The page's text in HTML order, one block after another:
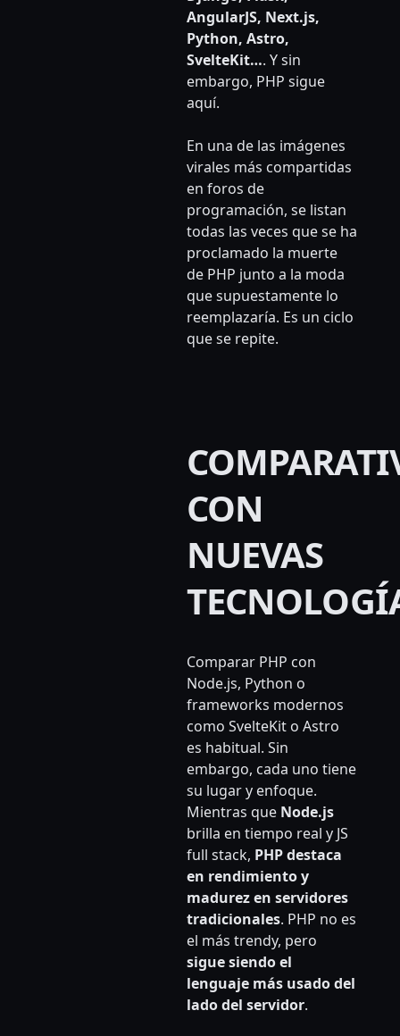
AngularJS, Next.js,
Python, Astro,
SvelteKit…. Y sin
embargo, PHP sigue
aquí.
En una de las imágenes
virales más compartidas
en foros de
programación, se listan
todas las veces que se ha
proclamado la muerte
de PHP junto a la moda
que supuestamente lo
reemplazaría. Es un ciclo
que se repite.
CON
NUEVAS
Comparar PHP con
Node.js, Python o
frameworks modernos
como SvelteKit o Astro
es habitual. Sin
embargo, cada uno tiene
su lugar y enfoque.
Mientras que Node.js
brilla en tiempo real y JS
full stack, PHP destaca
en rendimiento y
madurez en servidores
tradicionales. PHP no es
el más trendy, pero
sigue siendo el
lenguaje más usado del
lado del servidor.